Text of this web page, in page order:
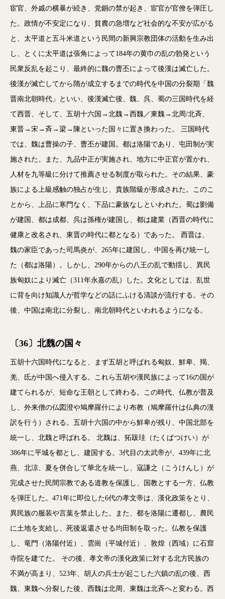
宦官、外戚の横暴が続き、党錮の禁が起き、宦官が官僚を弾圧し
た。政情が不安定になり、貧農の急増など社会的な不安が広がる
と、太平道と五斗米道という民間の新興宗教団体の活動を生み出
し、とくに太平道は張角によって184年の黄巾の乱の勃発という
民衆反乱を起こり、最終的に魏の曹丕によって後漢は滅亡した。
後漢が滅亡してから隋が成立するまでの時代を中国の分裂期「魏
晋南北朝時代」といい、後漢滅亡後、魏、呉、蜀の三国時代を経
て西晋、そして、五胡十六国→北魏→西魏／東魏→北周/北斉、
東晋→宋→斉→梁→陳といった国々に置き換わった。 三国時代
では、魏は曹操の子、曹丕が建国。都は洛陽であり、屯田制が実
施された。また、九品中正が実施され、地方に中正官が置かれ、
人材を九等級に分けて推薦させる制度が取られた。その結果、豪
族による上級感触の独占が生じ、貴族階級が形成された。このこ
とから、上品に寒門なく、下品に豪族なしといわれた。蜀は劉備
が建国、都は成都、呉は孫権が建国し、都は建業（西晋の時代に
健康と改名され、東晋の時代に都となる）であった。 西晋は、
魏の家臣であった司馬炎が、265年に建国し、中国を再び統一し
た（都は洛陽）。しかし、290年からの八王の乱で動揺し、異民
族匈奴により滅亡（311年永嘉の乱）した。文化としては、乱世
に背を向け知識人が哲学などの話にふける清談が流行する。その
後、中国は南北に分裂し、南北朝時代といわれるようになる。
〔36〕北魏の国々
五胡十六国時代になると、まず五胡と呼ばれる匈奴、鮮卑、羯、
羌、氐が中国へ侵入する。これら五胡や漢民族によって16の国が
建てられるが、短命な王朝として終わる。この時代、仏教が普及
し、外来僧の仏図澄や鳩摩羅什により布教（鳩摩羅什は仏典の漢
訳を行う）される。五胡十六国の中から鮮卑が残り、中国北部を
統一し、北魏と呼ばれる。 北魏は、拓跋珪（たくばつけい）が
386年に平城を都とし、建国する。3代目の太武帝が、439年に北
燕、北涼、夏を併合して華北を統一し、寇謙之（こうけんし）が
完成させた民間宗教である道教を保護し、国教とする一方、仏教
を弾圧した。471年に即位した6代の孝文帝は、漢化政策をとり、
異民族の服装や言葉を禁止した。また、都を洛陽に遷都し、農民
に土地を支給し、死後返還させる均田制を取った。仏教を保護
し、竜門（洛陽付近）、雲崗（平城付近）、敦煌（西域）に石窟
寺院を建てた。 その後、孝文帝の漢化政策に対する北方民族の
不満が高まり、523年、胡人の兵士が起こした六鎮の乱の後、西
魏、東魏へ分裂した後、西魏は北周、東魏は北斉へと変わる。西